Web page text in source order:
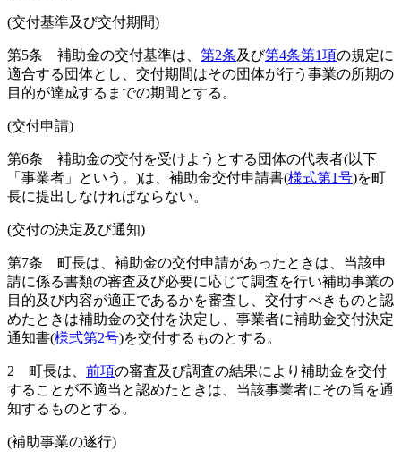
(交付基準及び交付期間)
第5条 補助金の交付基準は、 第2条及び第4条第1項の規定に
適合する団体とし、交付期間はその団体が行う事業の所期の
目的が達成するまでの期間とする。
(交付申請)
第6条 補助金の交付を受けようとする団体の代表者(以下
「事業者」という。)は、補助金交付申請書(様式第1号)を町
長に提出しなければならない。
(交付の決定及び通知)
第7条
町長は、補助金の交付申請があったときは、当該申
請に係る書類の審査及び必要に応じて調査を行い補助事業の
目的及び内容が適正であるかを審査し、交付すべきものと認
めたときは補助金の交付を決定し、事業者に補助金交付決定
通知書(様式第2号)を交付するものとする。
2 町長は、 前項の審査及び調査の結果により補助金を交付
することが不適当と認めたときは、当該事業者にその旨を通
知するものとする。
(補助事業の遂行)